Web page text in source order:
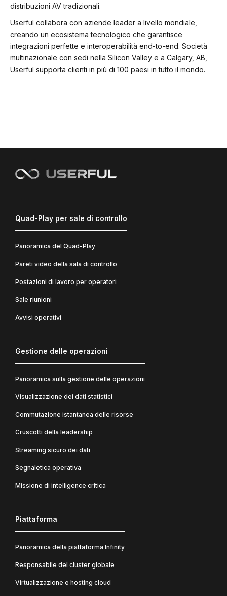
distribuzioni AV tradizionali.
Userful collabora con aziende leader a livello mondiale,
creando un ecosistema tecnologico che garantisce
integrazioni perfette e interoperabilità end-to-end. Società
multinazionale con sedi nella Silicon Valley e a Calgary, AB,
Userful supporta clienti in più di 100 paesi in tutto il mondo.
Quad-Play per sale di controllo
Panoramica del Quad-Play
Pareti video della sala di controllo
Postazioni di lavoro per operatori
Sale riunioni
Avvisi operativi
Gestione delle operazioni
Panoramica sulla gestione delle operazioni
Visualizzazione dei dati statistici
Commutazione istantanea delle risorse
Cruscotti della leadership
Streaming sicuro dei dati
Segnaletica operativa
Missione di intelligence critica
Piattaforma
Panoramica della piattaforma Infinity
Responsabile del cluster globale
Virtualizzazione e hosting cloud